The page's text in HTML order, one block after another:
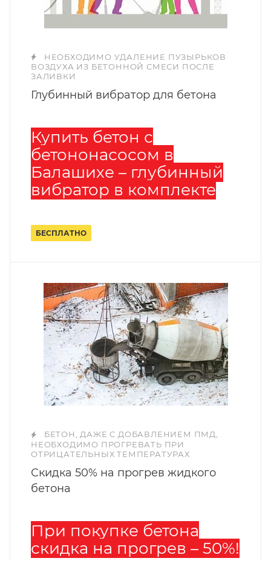
НЕОБХОДИМО УДАЛЕНИЕ ПУЗЫРЬКОВ
ВОЗДУХА ИЗ БЕТОННОЙ СМЕСИ ПОСЛЕ
ЗАЛИВКИ
Глубинный вибратор для бетона
Купить бетон с
бетононасосом в
Балашихе – глубинный
вибратор в комплекте
БЕСПЛАТНО
БЕТОН, ДАЖЕ С ДОБАВЛЕНИЕМ ПМД,
НЕОБХОДИМО ПРОГРЕВАТЬ ПРИ
ОТРИЦАТЕЛЬНЫХ ТЕМПЕРАТУРАХ
Скидка 50% на прогрев жидкого
бетона
При покупке бетона
скидка на прогрев – 50%!